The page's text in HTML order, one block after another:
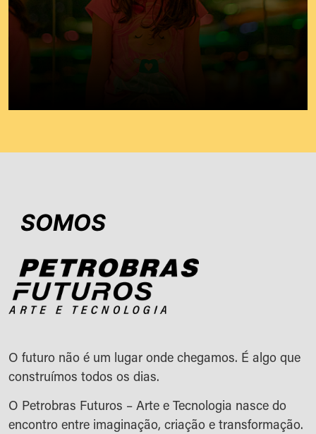
SOMOS
O futuro não é um lugar onde chegamos. É algo que
construímos todos os dias.
O Petrobras Futuros – Arte e Tecnologia nasce do
encontro entre imaginação, criação e transformação.